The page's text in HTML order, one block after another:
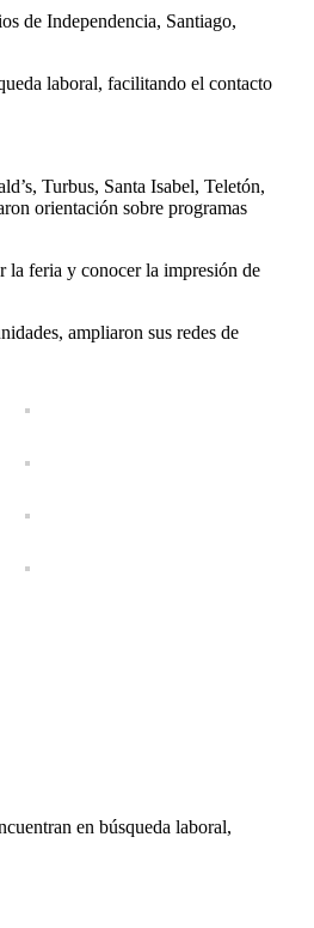
de Independencia, Santiago,
laboral, facilitando el contacto
Turbus, Santa Isabel, Teletón,
orientación sobre programas
la feria y conocer la impresión de
ampliaron sus redes de
en búsqueda laboral,